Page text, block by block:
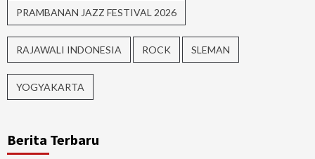
PRAMBANAN JAZZ FESTIVAL 2026
RAJAWALI INDONESIA ROCK SLEMAN
YOGYAKARTA
Berita Terbaru